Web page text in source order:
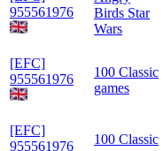
955561976
Birds Star
Wars
[EFC]
955561976
100 Classic
games
[EFC]
955561976
100 Classic